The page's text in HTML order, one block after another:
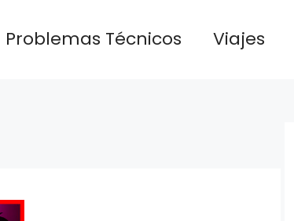
Problemas Técnicos Viajes